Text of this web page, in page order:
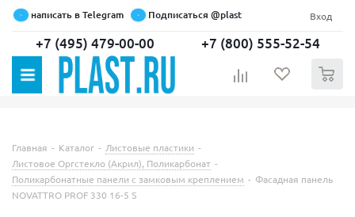
написать в Telegram Подписаться @plast Вход
+7 (495) 479-00-00 +7 (800) 555-52-54
Главная - Каталог - Листовые пластики -
Листовое Оргстекло (Акрил), Поликарбонат -
Поликарбонатные панели с замковым креплением - Фасадная панель
NOVATTRO PROF 330 16-5 S